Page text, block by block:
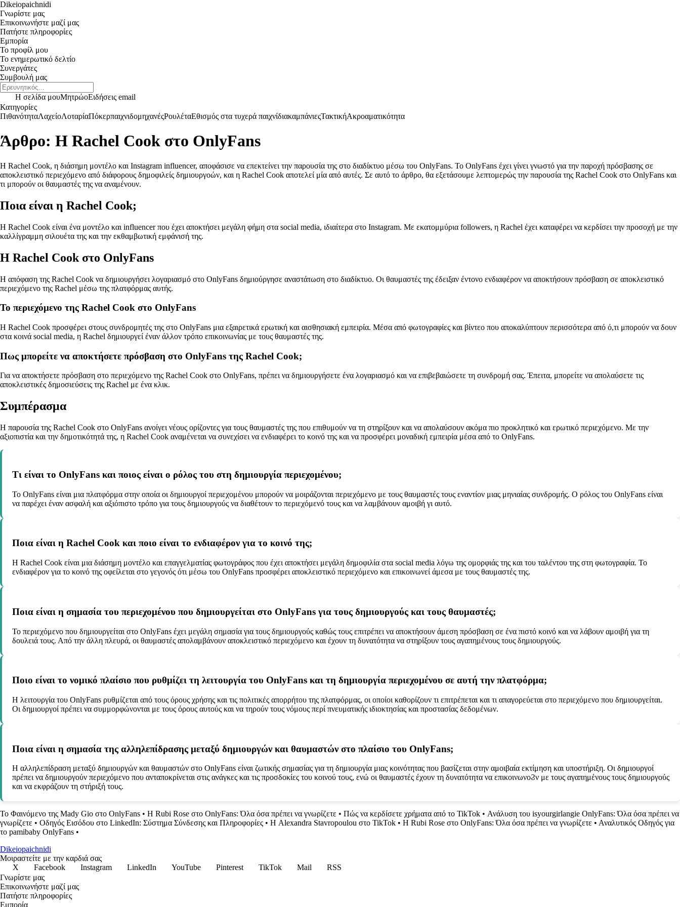
Dikeiopaichnidi
Γνωρίστε μας
Επικοινωνήστε μαζί μας
Πατήστε πληροφορίες
Εμπορία
Το προφίλ μου
Το ενημερωτικό δελτίο
Συνεργάτες
Συμβουλή μας
Η σελίδα μουΜητρώοΕιδήσεις email
Κατηγορίες
ΠιθανότηταΛαχείοΛοταρίαΠόκερπαιχνιδομηχανέςΡουλέταΕθισμός στα τυχερά παιχνίδιακαμπάνιεςΤακτικήΑκροαματικότητα
Άρθρο: Η Rachel Cook στο OnlyFans
Η Rachel Cook, η διάσημη μοντέλο και Instagram influencer, αποφάσισε να επεκτείνει την παρουσία της στο διαδίκτυο μέσω του OnlyFans. Το OnlyFans έχει γίνει γνωστό για την παροχή πρόσβασης σε
αποκλειστικό περιεχόμενο από διάφορους δημοφιλείς δημιουργοών, και η Rachel Cook αποτελεί μία από αυτές. Σε αυτό το άρθρο, θα εξετάσουμε λεπτομερώς την παρουσία της Rachel Cook στο OnlyFans και
τι μπορούν οι θαυμαστές της να αναμένουν.
Ποια είναι η Rachel Cook;
Η Rachel Cook είναι ένα μοντέλο και influencer που έχει αποκτήσει μεγάλη φήμη στα social media, ιδιαίτερα στο Instagram. Με εκατομμύρια followers, η Rachel έχει καταφέρει να κερδίσει την προσοχή με την
καλλίγραμμη σιλουέτα της και την εκθαμβωτική εμφάνισή της.
Η Rachel Cook στο OnlyFans
Η απόφαση της Rachel Cook να δημιουργήσει λογαριασμό στο OnlyFans δημιούργησε αναστάτωση στο διαδίκτυο. Οι θαυμαστές της έδειξαν έντονο ενδιαφέρον να αποκτήσουν πρόσβαση σε αποκλειστικό
περιεχόμενο της Rachel μέσω της πλατφόρμας αυτής.
Το περιεχόμενο της Rachel Cook στο OnlyFans
Η Rachel Cook προσφέρει στους συνδρομητές της στο OnlyFans μια εξαιρετικά ερωτική και αισθησιακή εμπειρία. Μέσα από φωτογραφίες και βίντεο που αποκαλύπτουν περισσότερα από ό,τι μπορούν να δουν
στα κοινά social media, η Rachel δημιουργεί έναν άλλον τρόπο επικοινωνίας με τους θαυμαστές της.
Πως μπορείτε να αποκτήσετε πρόσβαση στο OnlyFans της Rachel Cook;
Για να αποκτήσετε πρόσβαση στο περιεχόμενο της Rachel Cook στο OnlyFans, πρέπει να δημιουργήσετε ένα λογαριασμό και να επιβεβαιώσετε τη συνδρομή σας. Έπειτα, μπορείτε να απολαύσετε τις
αποκλειστικές δημοσιεύσεις της Rachel με ένα κλικ.
Συμπέρασμα
Η παρουσία της Rachel Cook στο OnlyFans ανοίγει νέους ορίζοντες για τους θαυμαστές της που επιθυμούν να τη στηρίξουν και να απολαύσουν ακόμα πιο προκλητικό και ερωτικό περιεχόμενο. Με την
αξιοπιστία και την δημοτικότητά της, η Rachel Cook αναμένεται να συνεχίσει να ενδιαφέρει το κοινό της και να προσφέρει μοναδική εμπειρία μέσα από το OnlyFans.
Τι είναι το OnlyFans και ποιος είναι ο ρόλος του στη δημιουργία περιεχομένου;
Το OnlyFans είναι μια πλατφόρμα στην οποία οι δημιουργοί περιεχομένου μπορούν να μοιράζονται περιεχόμενο με τους θαυμαστές τους εναντίον μιας μηνιαίας συνδρομής. Ο ρόλος του OnlyFans είναι
να παρέχει έναν ασφαλή και αξιόπιστο τρόπο για τους δημιουργούς να διαθέτουν το περιεχόμενό τους και να λαμβάνουν αμοιβή γι αυτό.
Ποια είναι η Rachel Cook και ποιο είναι το ενδιαφέρον για το κοινό της;
Η Rachel Cook είναι μια διάσημη μοντέλο και επαγγελματίας φωτογράφος που έχει αποκτήσει μεγάλη δημοφιλία στα social media λόγω της ομορφιάς της και του ταλέντου της στη φωτογραφία. Το
ενδιαφέρον για το κοινό της οφείλεται στο γεγονός ότι μέσω του OnlyFans προσφέρει αποκλειστικό περιεχόμενο και επικοινωνεί άμεσα με τους θαυμαστές της.
Ποια είναι η σημασία του περιεχομένου που δημιουργείται στο OnlyFans για τους δημιουργούς και τους θαυμαστές;
Το περιεχόμενο που δημιουργείται στο OnlyFans έχει μεγάλη σημασία για τους δημιουργούς καθώς τους επιτρέπει να αποκτήσουν άμεση πρόσβαση σε ένα πιστό κοινό και να λάβουν αμοιβή για τη
δουλειά τους. Από την άλλη πλευρά, οι θαυμαστές απολαμβάνουν αποκλειστικό περιεχόμενο και έχουν τη δυνατότητα να στηρίξουν τους αγαπημένους τους δημιουργούς.
Ποιο είναι το νομικό πλαίσιο που ρυθμίζει τη λειτουργία του OnlyFans και τη δημιουργία περιεχομένου σε αυτή την πλατφόρμα;
Η λειτουργία του OnlyFans ρυθμίζεται από τους όρους χρήσης και τις πολιτικές απορρήτου της πλατφόρμας, οι οποίοι καθορίζουν τι επιτρέπεται και τι απαγορεύεται στο περιεχόμενο που δημιουργείται.
Οι δημιουργοί πρέπει να συμμορφώνονται με τους όρους αυτούς και να τηρούν τους νόμους περί πνευματικής ιδιοκτησίας και προστασίας δεδομένων.
Ποια είναι η σημασία της αλληλεπίδρασης μεταξύ δημιουργών και θαυμαστών στο πλαίσιο του OnlyFans;
Η αλληλεπίδραση μεταξύ δημιουργών και θαυμαστών στο OnlyFans είναι ζωτικής σημασίας για τη δημιουργία μιας κοινότητας που βασίζεται στην αμοιβαία εκτίμηση και υποστήριξη. Οι δημιουργοί
πρέπει να δημιουργούν περιεχόμενο που ανταποκρίνεται στις ανάγκες και τις προσδοκίες του κοινού τους, ενώ οι θαυμαστές έχουν τη δυνατότητα να επικοινωνοϨν με τους αγαπημένους τους δημιουργούς
και να εκφράζουν τη στήριξή τους.
Το Φαινόμενο της Mady Gio στο OnlyFans • Η Rubi Rose στο OnlyFans: Όλα όσα πρέπει να γνωρίζετε • Πώς να κερδίσετε χρήματα από το TikTok • Ανάλυση του isyourgirlangie OnlyFans: Όλα όσα πρέπει να
γνωρίζετε • Οδηγός Εισόδου στο LinkedIn: Σύστημα Σύνδεσης και Πληροφορίες • Η Alexandra Stavropoulou στο TikTok • Η Rubi Rose στο OnlyFans: Όλα όσα πρέπει να γνωρίζετε • Αναλυτικός Οδηγός για
το pamibaby OnlyFans •
Dikeiopaichnidi
Μοιραστείτε με την καρδιά σας
X
Facebook Instagram LinkedIn YouTube Pinterest TikTok Mail
RSS
Γνωρίστε μας
Επικοινωνήστε μαζί μας
Πατήστε πληροφορίες
Εμπορία